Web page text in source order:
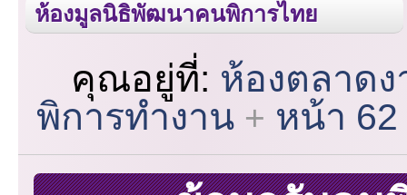
ห้องมูลนิธิพัฒนาคนพิการไทย
คุณอยู่ที่: ห้องตลาด
พิการทำงาน
หน้า 62